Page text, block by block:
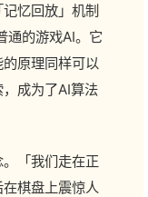
忆回放」机制
通的游戏AI。它
原理同样可以
成为了AI算法
「我们走在正
棋盘上震惊人